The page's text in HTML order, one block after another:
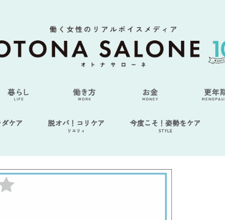
ケア 脱オバ！コリケア
リエリィ
今度こそ！姿勢をケア
STYLE